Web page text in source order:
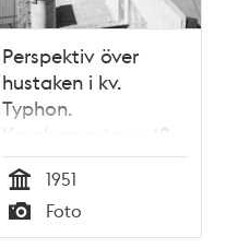
Perspektiv över
hustaken i kv.
Typhon.
Kornhamnstorg 49
t.v
Tid
1951
Typ
Foto